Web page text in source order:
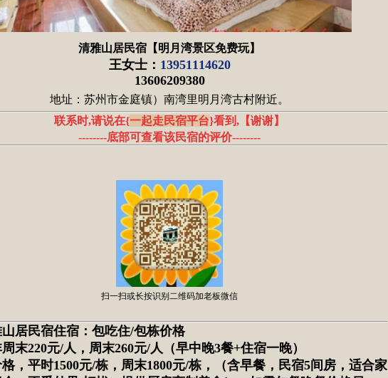
清雅山居民宿【明月湾景区免费玩】
王女士： 13951114620
13606209380
地址：苏州市金庭镇）南湾里明月湾古村附近。
联系时,请说在{一起走民宿平台}看到, 【谢谢】
--------底部可查看该民宿的评价--------
扫一扫或长按识别二维码加老板微信
居民宿住宿：包吃住/包栋价格
末220元/人，周末260元/人（早中晚3餐+住宿一晚）
，平时1500元/栋，周末1800元/栋，（含早餐，民宿5间房，适合家